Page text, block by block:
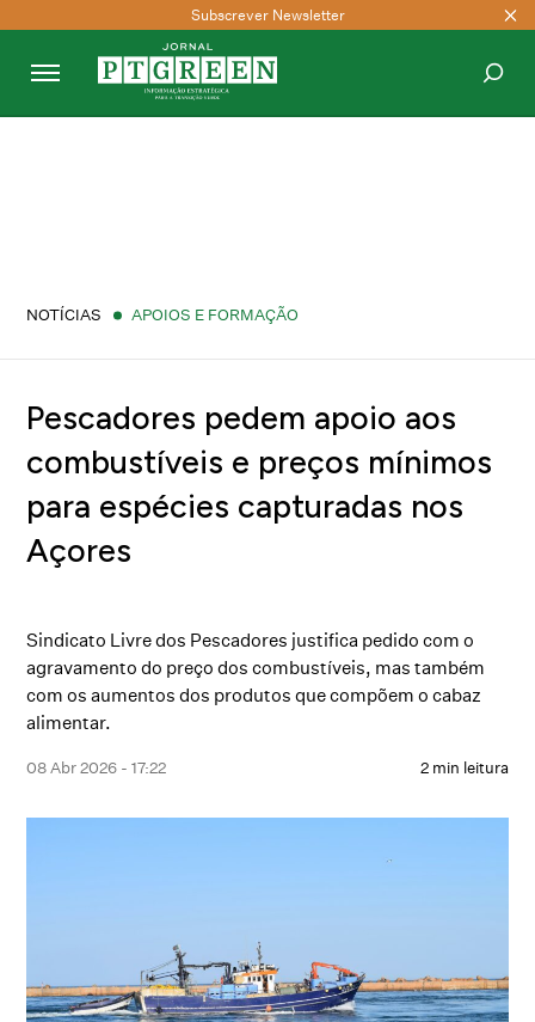
Subscrever Newsletter
NOTÍCIAS APOIOS E FORMAÇÃO
Pescadores pedem apoio aos
combustíveis e preços mínimos
para espécies capturadas nos
Açores
Sindicato Livre dos Pescadores justifica pedido com o
agravamento do preço dos combustíveis, mas também
com os aumentos dos produtos que compõem o cabaz
alimentar.
08 Abr 2026 - 17:22 2 min leitura